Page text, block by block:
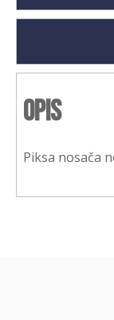
Opis
Piksa nosača